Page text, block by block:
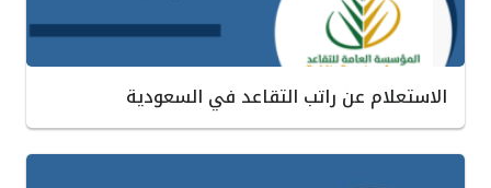
الاستعلام عن راتب التقاعد في السعودية